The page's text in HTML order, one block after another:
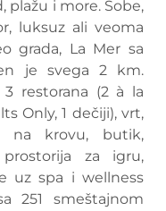
plažu i more. Sobe,
luksuz ali veoma
grada, La Mer sa
je svega 2 km.
restorana (2 à la
Only, 1 dečiji), vrt,
na krovu, butik,
za igru,
uz spa i wellness
251 smeštajnom